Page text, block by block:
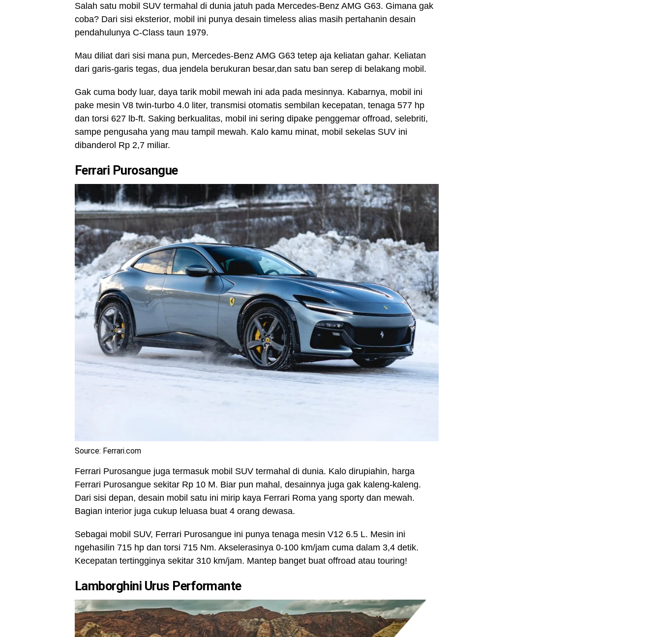
Salah satu mobil SUV termahal di dunia jatuh pada Mercedes-Benz AMG G63. Gimana gak
coba? Dari sisi eksterior, mobil ini punya desain timeless alias masih pertahanin desain
pendahulunya C-Class taun 1979.
Mau diliat dari sisi mana pun, Mercedes-Benz AMG G63 tetep aja keliatan gahar. Keliatan
dari garis-garis tegas, dua jendela berukuran besar,dan satu ban serep di belakang mobil.
Gak cuma body luar, daya tarik mobil mewah ini ada pada mesinnya. Kabarnya, mobil ini
pake mesin V8 twin-turbo 4.0 liter, transmisi otomatis sembilan kecepatan, tenaga 577 hp
dan torsi 627 lb-ft. Saking berkualitas, mobil ini sering dipake penggemar offroad, selebriti,
sampe pengusaha yang mau tampil mewah. Kalo kamu minat, mobil sekelas SUV ini
dibanderol Rp 2,7 miliar.
Ferrari Purosangue
Source: Ferrari.com
Ferrari Purosangue juga termasuk mobil SUV termahal di dunia. Kalo dirupiahin, harga
Ferrari Purosangue sekitar Rp 10 M. Biar pun mahal, desainnya juga gak kaleng-kaleng.
Dari sisi depan, desain mobil satu ini mirip kaya Ferrari Roma yang sporty dan mewah.
Bagian interior juga cukup leluasa buat 4 orang dewasa.
Sebagai mobil SUV, Ferrari Purosangue ini punya tenaga mesin V12 6.5 L. Mesin ini
ngehasilin 715 hp dan torsi 715 Nm. Akselerasinya 0-100 km/jam cuma dalam 3,4 detik.
Kecepatan tertingginya sekitar 310 km/jam. Mantep banget buat offroad atau touring!
Lamborghini Urus Performante